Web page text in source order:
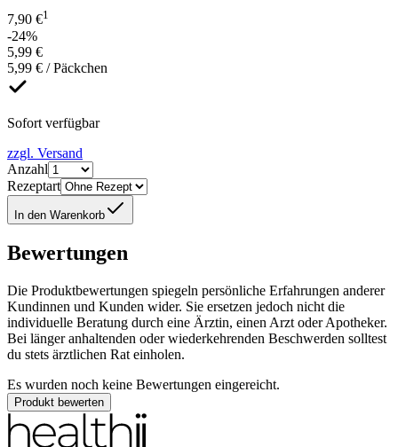
7,90 €1
-24%
5,99 €
5,99 € / Päckchen
Sofort verfügbar
zzgl. Versand
Anzahl
Rezeptart
In den Warenkorb
Bewertungen
Die Produktbewertungen spiegeln persönliche Erfahrungen anderer
Kundinnen und Kunden wider. Sie ersetzen jedoch nicht die
individuelle Beratung durch eine Ärztin, einen Arzt oder Apotheker.
Bei länger anhaltenden oder wiederkehrenden Beschwerden solltest
du stets ärztlichen Rat einholen.
Es wurden noch keine Bewertungen eingereicht.
Produkt bewerten